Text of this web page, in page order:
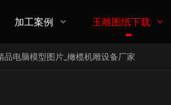
加工案例  玉雕图纸下载 
品电脑模型图片_橄榄机雕设备厂家